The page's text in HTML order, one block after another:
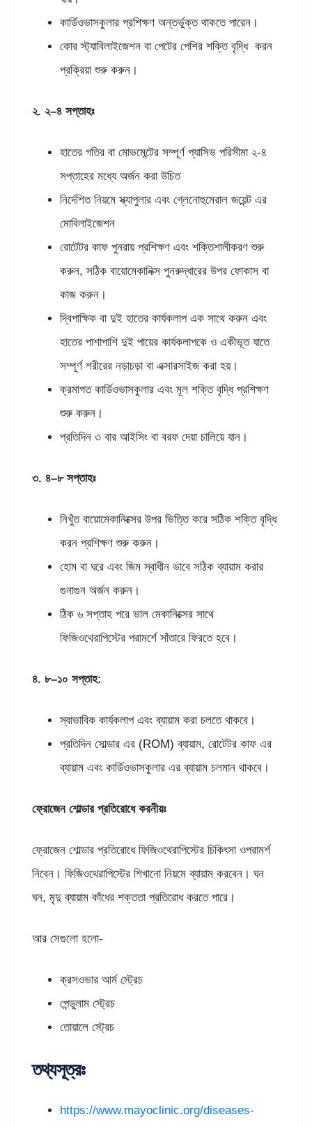
কার্ডিওভাসকুলার প্রশিক্ষণ অন্তর্ভুক্ত থাকতে পারেন।
কোর স্ট্যাবিলাইজেশন বা পেটের পেশির শক্তি বৃদ্ধি করন
প্রক্রিয়া শুরু করুন।
২. ২–৪ সপ্তাহঃ
হাতের গতির বা মোভমেন্টের সম্পূর্ণ প্যাসিভ পরিসীমা ২-৪
সপ্তাহের মধ্যে অর্জন করা উচিত
নির্দেশিত নিয়মে স্ক্যাপুলার এবং গ্লেনোহুমেরাল জয়েন্ট এর
মোবিলাইজেশন
রোটেটর কাফ পুনরায় প্রশিক্ষণ এবং শক্তিশালীকরণ শুরু
করুন, সঠিক বায়োমেকানিক্স পুনরুদ্ধারের উপর ফোকাস বা
কাজ করুন।
দ্বিপাক্ষিক বা দুই হাতের কার্যকলাপ এক সাথে করুন এবং
হাতের পাশাপাশি দুই পায়ের কার্যকলাপকে ও একীভূত যাতে
সম্পূর্ণ শরীরের নড়াচড়া বা এক্সারসাইজ করা হয়।
ক্রমাগত কার্ডিওভাসকুলার এবং মূল শক্তি বৃদ্ধি প্রশিক্ষণ
শুরু করুন।
প্রতিদিন ৩ বার আইসিং বা বরফ দেয়া চালিয়ে যান।
৩. ৪–৮ সপ্তাহঃ
নিখুঁত বায়োমেকানিক্সের উপর ভিত্তি করে সঠিক শক্তি বৃদ্ধি
করন প্রশিক্ষণ শুরু করুন।
হোম বা ঘরে এবং জিম স্বাধীন ভাবে সঠিক ব্যায়াম করার
গুনাগুন অর্জন করুন।
ঠিক ৬ সপ্তাহ পরে ভাল মেকানিক্সের সাথে
ফিজিওথেরাপিস্টের পরামর্শে সাঁতারে ফিরতে হবে।
৪. ৮–১০ সপ্তাহ:
স্বাভাবিক কার্যকলাপ এবং ব্যায়াম করা চলতে থাকবে।
প্রতিদিন সোল্ডার এর (ROM) ব্যায়াম, রোটেটর কাফ এর
ব্যায়াম এবং কার্ডিওভাসকুলার এর ব্যায়াম চলমান থাকবে।
ফ্রোজেন শোল্ডার প্রতিরোধে করনীয়ঃ
ফ্রোজেন শোল্ডার প্রতিরোধে ফিজিওথেরাপিস্টের চিকিৎসা ওপরামর্শ
নিবেন। ফিজিওথেরাপিস্টের শিখানো নিয়মে ব্যায়াম করবেন। ঘন
ঘন, মৃদু ব্যায়াম কাঁধের শক্ততা প্রতিরোধ করতে পারে।
আর সেগুলো হলো-
ক্রসওভার আর্ম স্ট্রেচ
পেন্ডুলাম স্ট্রেচ
তোয়ালে স্ট্রেচ
তথ্যসূত্রঃ
https://www.mayoclinic.org/diseases-